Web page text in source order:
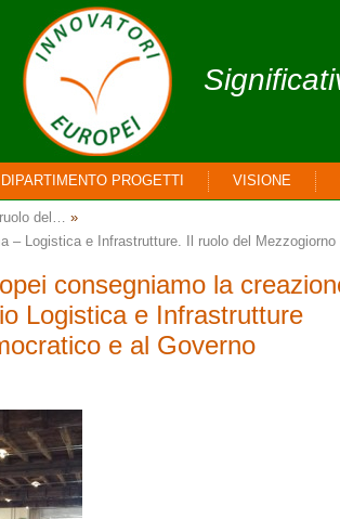
DIPARTIMENTO PROGETTI VISIONE
del… »
– Logistica e Infrastrutture. Il ruolo del
consegniamo la
Logistica e Infrastrutture
e al Governo